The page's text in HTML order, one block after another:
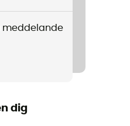
meddelande
dig